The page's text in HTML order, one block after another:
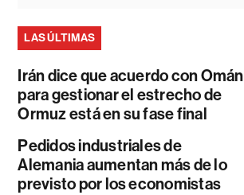
LAS ÚLTIMAS
Irán dice que acuerdo con Omán
para gestionar el estrecho de
Ormuz está en su fase final
Pedidos industriales de
Alemania aumentan más de lo
previsto por los economistas